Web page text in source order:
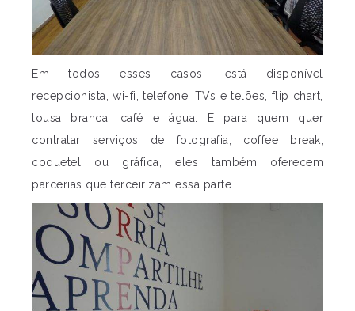
Em todos esses casos, está disponível
recepcionista, wi-fi, telefone, TVs e telões, flip chart,
lousa branca, café e água. E para quem quer
contratar serviços de fotografia, coffee break,
coquetel ou gráfica, eles também oferecem
parcerias que terceirizam essa parte.